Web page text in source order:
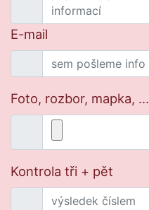
E-mail
Foto, rozbor, mapka, ...
Kontrola tři + pět